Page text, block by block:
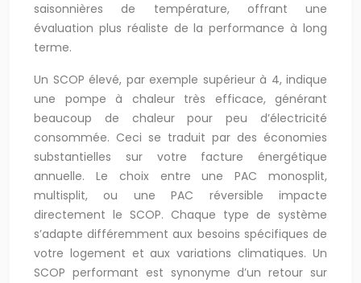
saisonnières de température, offrant une
évaluation plus réaliste de la performance à long
terme.
Un SCOP élevé, par exemple supérieur à 4, indique
une pompe à chaleur très efficace, générant
beaucoup de chaleur pour peu d’électricité
consommée. Ceci se traduit par des économies
substantielles sur votre facture énergétique
annuelle. Le choix entre une PAC monosplit,
multisplit, ou une PAC réversible impacte
directement le SCOP. Chaque type de système
s’adapte différemment aux besoins spécifiques de
votre logement et aux variations climatiques. Un
SCOP performant est synonyme d’un retour sur